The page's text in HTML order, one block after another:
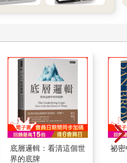
彿要撕裂了、身體疲憊到頭眼昏
命中最美好的一刻。掌控生命從來
馭感，或說是一種得以參與決定
我們可以想像最貼近幸福的感受
們什麼時候最感幸福，並探索背後
位各行各業的專家，其中包括藝術
手和外科醫生等，也就是那些大半
人。明白他們做這些事的感受後，
礎的最優體驗理論。心流，就是一
忘我的境界，這經驗是那麼的美
底層邏輯：看清這個世
界的底牌
祕